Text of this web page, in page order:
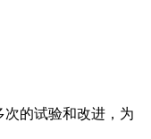
的试验和改进，为